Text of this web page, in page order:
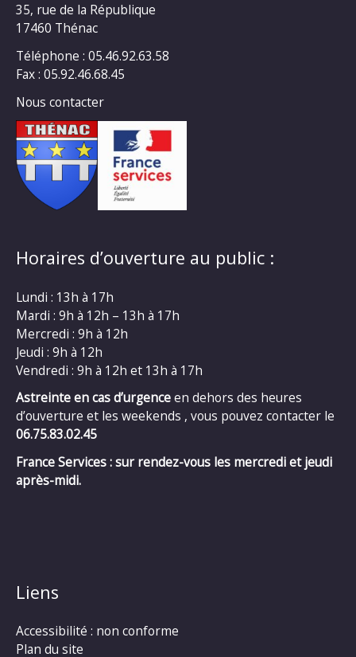
35, rue de la République
17460 Thénac
Téléphone : 05.46.92.63.58
Fax : 05.92.46.68.45
Nous contacter
Horaires d’ouverture au public :
Lundi : 13h à 17h
Mardi : 9h à 12h – 13h à 17h
Mercredi : 9h à 12h
Jeudi : 9h à 12h
Vendredi : 9h à 12h et 13h à 17h
Astreinte en cas d’urgenceen dehors des heures
d’ouverture et les weekends , vous pouvez contacter le
06.75.83.02.45
France Services : sur rendez-vous les mercredi et jeudi
après-midi.
Liens
Accessibilité : non conforme
Plan du site